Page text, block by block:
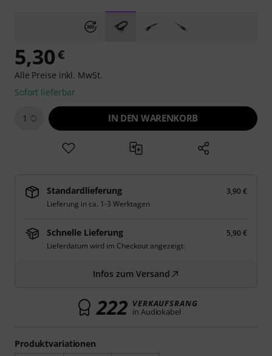
Produktvariationen
5,30€
Alle Preise inkl. MwSt.
Sofort lieferbar
1 IN DEN WARENKORB
Standardlieferung
3,90 €
Lieferung in ca. 1-3 Werktagen
Schnelle Lieferung
5,90 €
Lieferdatum wird im Checkout angezeigt.
Infos zum Versand
222 VERKAUFSRANG
in Audiokabel